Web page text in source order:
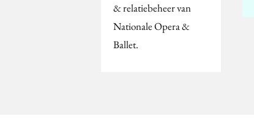
& relatiebeheer van
Nationale Opera &
Ballet.